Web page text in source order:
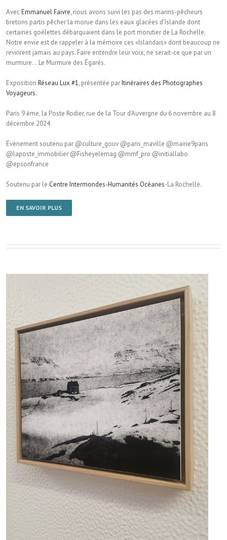
AvecEmmanuel Faivre, nous avons suivi les pas des marins-pêcheurs
bretons partis pêcher la morue dans les eaux glacées d’Islande dont
certaines goélettes débarquaient dans le port morutier de La Rochelle.
Notre envie est de rappeler à la mémoire ces «Islandais» dont beaucoup ne
revinrent jamais au pays. Faire entendre leur voix, ne serait-ce que par un
murmure… Le Murmure des Égarés.
Exposition Réseau Lux #1, présentée parItinéraires des Photographes
Voyageurs.
Paris 9 ème, la Poste Rodier, rue de la Tour d’Auvergne du 6 novembre au 8
décembre 2024
Évènement soutenu par @culture_gouv @paris_maville @mairie9paris
@laposte_immobilier @Fisheyelemag @mmf_pro @initiallabo
@epsonfrance
Soutenu par le Centre Intermondes-Humanités Océanes-La Rochelle.
EN SAVOIR PLUS